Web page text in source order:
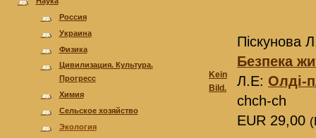
Россия
Украина
Физика
Цивилизация. Культура.
Прогресс
Химия
Сельское хозяйство
Экология
Kein
Bild.
Піскунова
Безпека
Л.Е: Олді-
chch-ch
EUR 29,00